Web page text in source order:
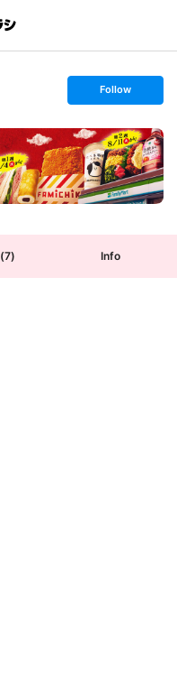
s
t
o
l
l
o
w
Follow
(7) Info